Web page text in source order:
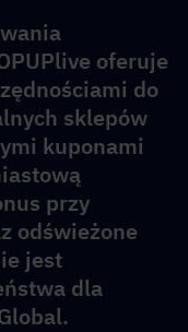
oferuje
do
sklepów
kuponami
przy
odświeżone
jest
dla